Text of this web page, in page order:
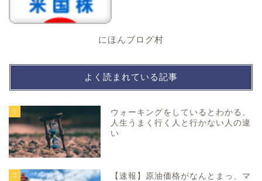
にほんブログ村
よく読まれている記事
1
ウォーキングをしているとわかる、
人生うまく行く人と行かない人の違
い
2
【速報】原油価格がなんとまっ、マ